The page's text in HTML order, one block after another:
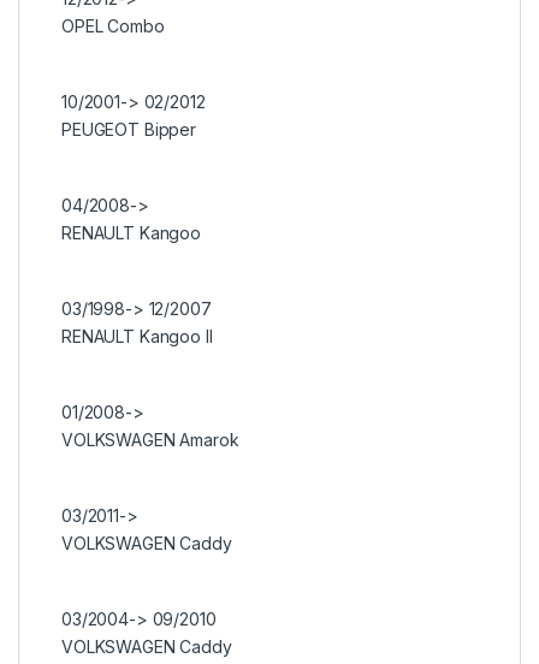
OPEL Combo
10/2001-> 02/2012
PEUGEOT Bipper
04/2008->
RENAULT Kangoo
03/1998-> 12/2007
RENAULT Kangoo II
01/2008->
VOLKSWAGEN Amarok
03/2011->
VOLKSWAGEN Caddy
03/2004-> 09/2010
VOLKSWAGEN Caddy